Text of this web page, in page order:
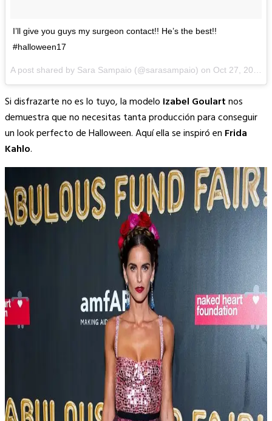
I’ll give you guys my surgeon contact!! He’s the best!!
#halloween17
A post shared by Sara Sampaio (@sarasampaio) on Oct 27, 2017 at 8:35pm PDT
Si disfrazarte no es lo tuyo, la modelo Izabel Goulartnos
demuestra que no necesitas tanta producción para conseguir
un look perfecto de Halloween. Aquí ella se inspiró en Frida
Kahlo.